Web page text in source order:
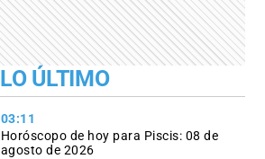
LO ÚLTIMO
03:11
Horóscopo de hoy para Piscis: 08 de
agosto de 2026